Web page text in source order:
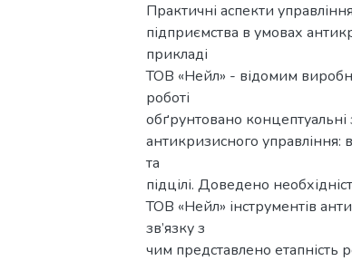
Практичні аспекти
підприємства в умовах
прикладі
ТОВ «Нейл» - відомим
роботі
обґрунтовано концептуальні
антикризисного управління:
та
підцілі. Доведено
ТОВ «Нейл» інструментів
зв’язку з
чим представлено етапність